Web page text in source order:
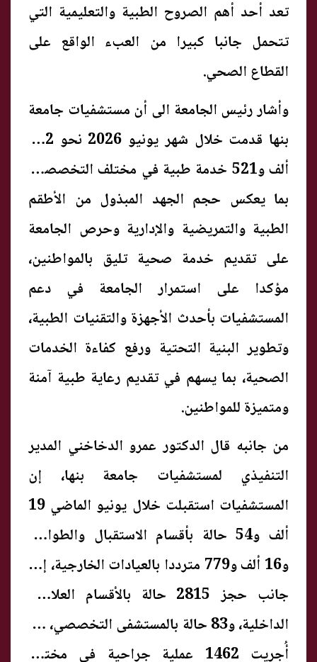
تعد أحد أهم الصروح الطبية والتعليمية التي
تتحمل جانبا كبيرا من العبء الواقع على
القطاع الصحي.
وأشار رئيس الجامعة الى أن مستشفيات جامعة
بنها قدمت خلال شهر يونيو 2026 نحو 122
ألف و521 خدمة طبية في مختلف التخصصات
بما يعكس حجم الجهد المبذول من الأطقم
الطبية والتمريضية والإدارية وحرص الجامعة
على تقديم خدمة صحية تليق بالمواطنين،
مؤكدا على استمرار الجامعة في دعم
المستشفيات بأحدث الأجهزة والتقنيات الطبية،
وتطوير البنية التحتية ورفع كفاءة الخدمات
الصحية، بما يسهم في تقديم رعاية طبية آمنة
ومتميزة للمواطنين.
من جانبه قال الدكتور عمرو الدخاخني المدير
التنفيذي لمستشفيات جامعة بنها، إن
المستشفيات استقبلت خلال يونيو الماضي 19
ألف و54 حالة بأقسام الاستقبال والطوارئ،
و16 ألف و779 مترددا بالعيادات الخارجية، إلى
جانب حجز 2815 حالة بالأقسام العلاجية
الداخلية، و83 حالة بالمستشفى التخصصي، كما
أُجريت 1462 عملية جراحية في مختلف